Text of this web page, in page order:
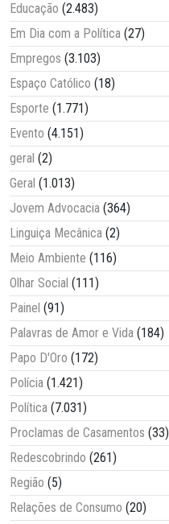
Educação (2.483)
Em Dia com a Política (27)
Empregos (3.103)
Espaço Católico (18)
Esporte (1.771)
Evento (4.151)
geral (2)
Geral (1.013)
Jovem Advocacia (364)
Linguiça Mecânica (2)
Meio Ambiente (116)
Olhar Social (111)
Painel (91)
Palavras de Amor e Vida (184)
Papo D'Oro (172)
Polícia (1.421)
Política (7.031)
Proclamas de Casamentos (33)
Redescobrindo (261)
Região (5)
Relações de Consumo (20)